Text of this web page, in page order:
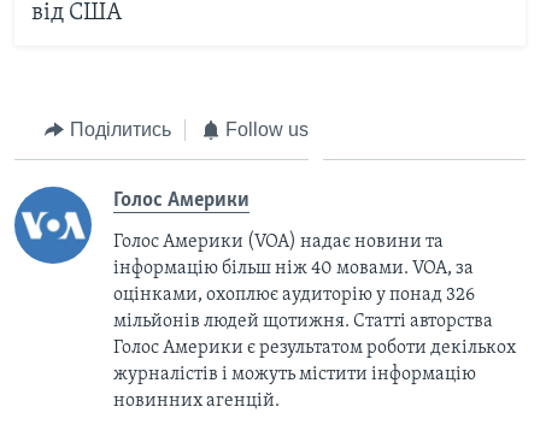
від США
Поділитись Follow us
Голос Америки
Голос Америки (VOA) надає новини та
інформацію більш ніж 40 мовами. VOA, за
оцінками, охоплює аудиторію у понад 326
мільйонів людей щотижня. Статті авторства
Голос Америки є результатом роботи декількох
журналістів і можуть містити інформацію
новинних агенцій.